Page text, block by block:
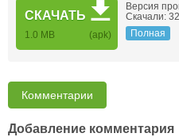
СКАЧАТЬ
1.0 MB (apk)
Версия
Скачали:
Полная
Комментарии
Добавление комментария